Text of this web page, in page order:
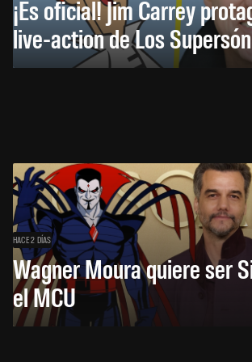
¡Es oficial! Jim Carrey
live-action de Los
HACE 2 DÍAS
Wagner Moura quiere ser
el MCU